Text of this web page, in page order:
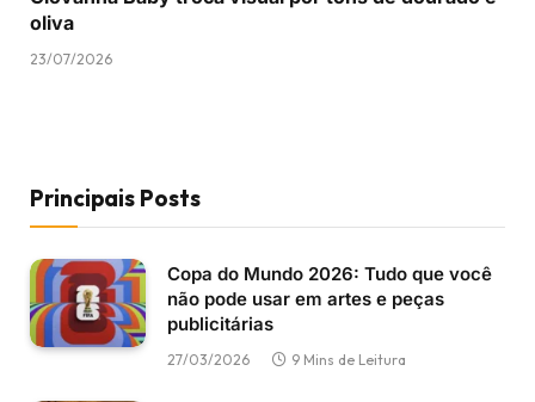
oliva
23/07/2026
Principais Posts
Copa do Mundo 2026: Tudo que você
não pode usar em artes e peças
publicitárias
27/03/2026 9 Mins de Leitura